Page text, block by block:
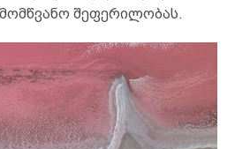
შეფერილობას.